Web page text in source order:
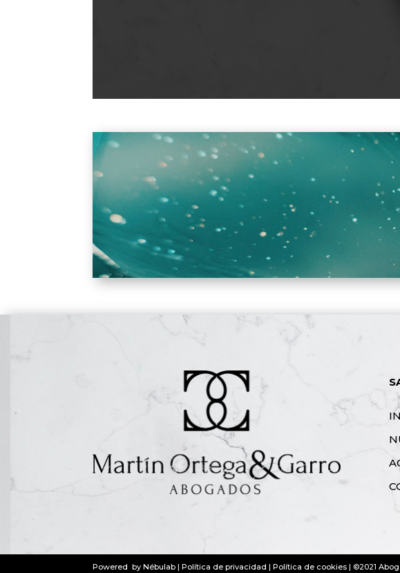
No esperes a que el problema sea irreparable
Si te encuentras en alguna de estas situaciones,
Contacta con nuestrosabogados especialistas
mercantil en Almería
y recibe una solución legal
Powered byNébulab |Política de privacidad |Política de cookies | ©2021